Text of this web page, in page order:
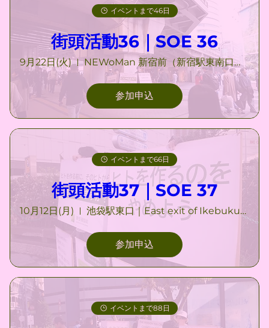
イベントまで46日
街頭活動36｜SOE 36
9月22日(火) NEWoMan 新宿前（新宿駅東南口付近）｜NEWoMan Shinjuku
参加申込
イベントまで66日
街頭活動37｜SOE 37
10月12日(月) 池袋駅東口｜East exit of Ikebukuro Station
参加申込
イベントまで88日